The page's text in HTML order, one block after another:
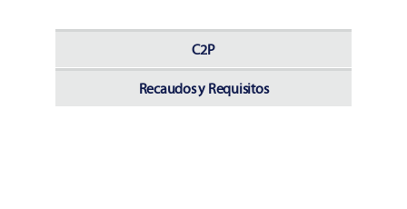
C2P
Recaudos y Requisitos